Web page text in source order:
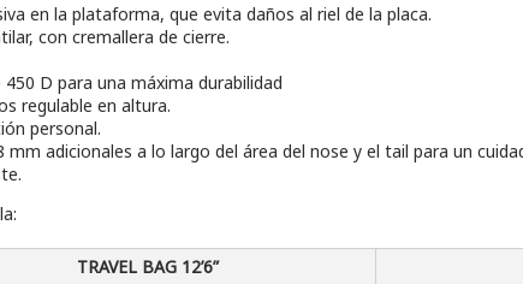
en la plataforma, que evita daños al riel de la placa.
con cremallera de cierre.
D para una máxima durabilidad
regulable en altura.
personal.
mm adicionales a lo largo del área del nose y el tail para un
TRAVEL BAG 12’6”